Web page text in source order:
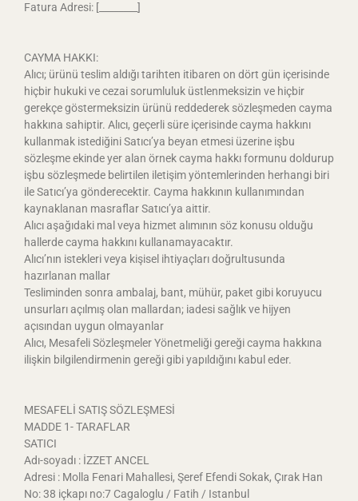
Fatura Adresi: [________]
CAYMA HAKKI:
Alıcı; ürünü teslim aldığı tarihten itibaren on dört gün içerisinde
hiçbir hukuki ve cezai sorumluluk üstlenmeksizin ve hiçbir
gerekçe göstermeksizin ürünü reddederek sözleşmeden cayma
hakkına sahiptir. Alıcı, geçerli süre içerisinde cayma hakkını
kullanmak istediğini Satıcı’ya beyan etmesi üzerine işbu
sözleşme ekinde yer alan örnek cayma hakkı formunu doldurup
işbu sözleşmede belirtilen iletişim yöntemlerinden herhangi biri
ile Satıcı’ya gönderecektir. Cayma hakkının kullanımından
kaynaklanan masraflar Satıcı’ya aittir.
Alıcı aşağıdaki mal veya hizmet alımının söz konusu olduğu
hallerde cayma hakkını kullanamayacaktır.
Alıcı’nın istekleri veya kişisel ihtiyaçları doğrultusunda
hazırlanan mallar
Tesliminden sonra ambalaj, bant, mühür, paket gibi koruyucu
unsurları açılmış olan mallardan; iadesi sağlık ve hijyen
açısından uygun olmayanlar
Alıcı, Mesafeli Sözleşmeler Yönetmeliği gereği cayma hakkına
ilişkin bilgilendirmenin gereği gibi yapıldığını kabul eder.
MESAFELİ SATIŞ SÖZLEŞMESİ
MADDE 1- TARAFLAR
SATICI
Adı-soyadı : İZZET ANCEL
Adresi : Molla Fenari Mahallesi, Şeref Efendi Sokak, Çırak Han
No: 38 içkapı no:7 Cagaloglu / Fatih / Istanbul